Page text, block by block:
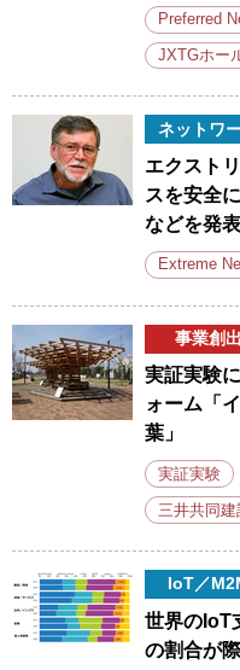
Preferred
JXTGホー
ネットワ
エクスト
スを安全
などを発表
Extreme
事業創出
実証実験
ォーム「
葉」
実証実験
三井共同建
IoT／
世界のIoT
の割合が